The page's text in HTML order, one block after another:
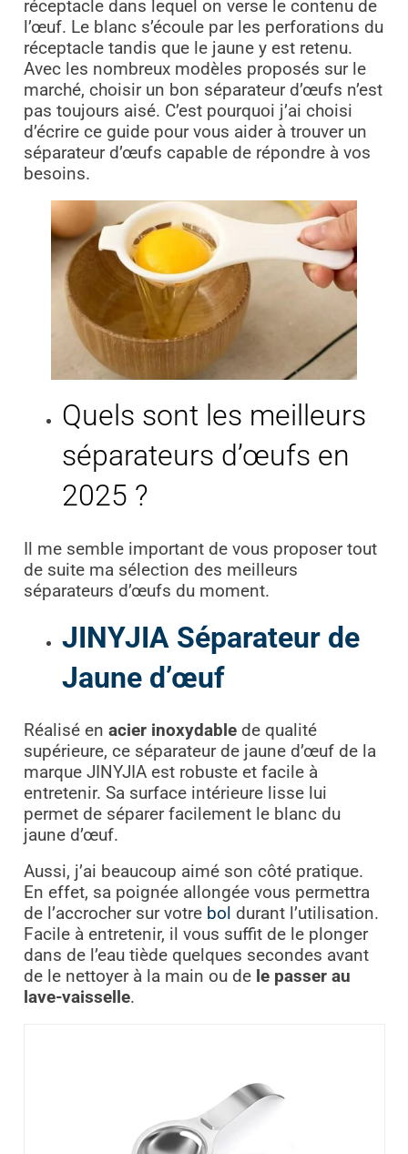
réceptacle dans lequel on verse le contenu de
l’œuf. Le blanc s’écoule par les perforations du
réceptacle tandis que le jaune y est retenu.
Avec les nombreux modèles proposés sur le
marché, choisir un bon séparateur d’œufs n’est
pas toujours aisé. C’est pourquoi j’ai choisi
d’écrire ce guide pour vous aider à trouver un
séparateur d’œufs capable de répondre à vos
besoins.
Quels sont les meilleurs
séparateurs d’œufs en
2025 ?
Il me semble important de vous proposer tout
de suite ma sélection des meilleurs
séparateurs d’œufs du moment.
JINYJIA Séparateur de
Jaune d’œuf
Réalisé en acier inoxydablede qualité
supérieure, ce séparateur de jaune d’œuf de la
marque JINYJIA est robuste et facile à
entretenir. Sa surface intérieure lisse lui
permet de séparer facilement le blanc du
jaune d’œuf.
Aussi, j’ai beaucoup aimé son côté pratique.
En effet, sa poignée allongée vous permettra
de l’accrocher sur votre bol durant l’utilisation.
Facile à entretenir, il vous suffit de le plonger
dans de l’eau tiède quelques secondes avant
de le nettoyer à la main ou de le passer au
lave-vaisselle.